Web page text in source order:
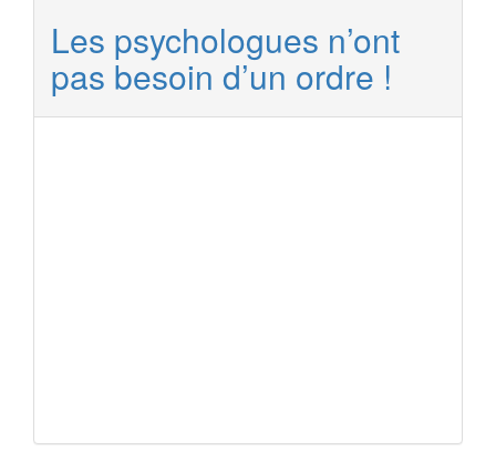
Les psychologues n’ont
pas besoin d’un ordre !